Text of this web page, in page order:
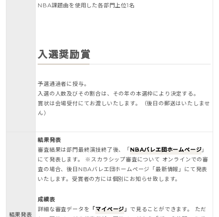
NBA課題曲を使用した各部門上位1名
入選奨励賞
予選通過者に授与。
入選の人数及びその割合は、その年の本選枠により決定する。
賞状は会場受付にてお渡しいたします。（後日の郵送はいたしませ
ん）
結果発表
結果発表
審査結果は部門最終演技終了後、「NBAバレエ団ホームページ 」
にて発表します。 ※スカラシップ審査について オンラインでの審
査の場合、後日NBAバレエ団ホームページ「最新情報」にて発表
いたします。受賞者の方には個別にお知らせ致します。
成績表
詳細な審査データを 「 マイページ」 で見ることができます。 ただ